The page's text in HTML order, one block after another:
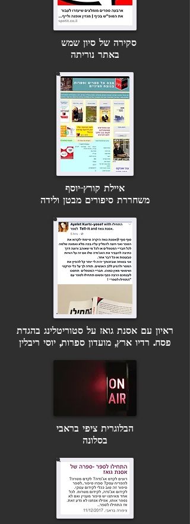
סקירה של סיון שמש
באתר נוריתה
איילת קורץ-יוסף
משחררת סיפורים מבטן ולידה
ראיון עם אסנת גואז על סטוריטלינג בהגדת
פסח. רדיו ארץ, מועדון ספרות, יוסי ריבלין
הבלוגרית ציפי בראבי
בסלונה